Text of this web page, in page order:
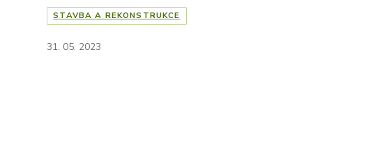
STAVBA A REKONSTRUKCE
31. 05. 2023